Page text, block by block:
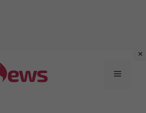
Menu